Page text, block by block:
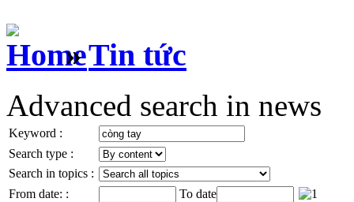
» Tin tức
Advanced search in news
Keyword :
Search type :
Search in topics :
From date: :
To date